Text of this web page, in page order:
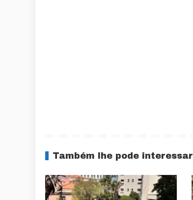
Também lhe pode interessar